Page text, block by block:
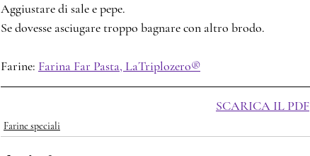
Aggiustare di sale e pepe.
Se dovesse asciugare troppo bagnare con altro brodo.
Farine: Farina Far Pasta, LaTriplozero®
SCARICA IL PDF
Farine speciali